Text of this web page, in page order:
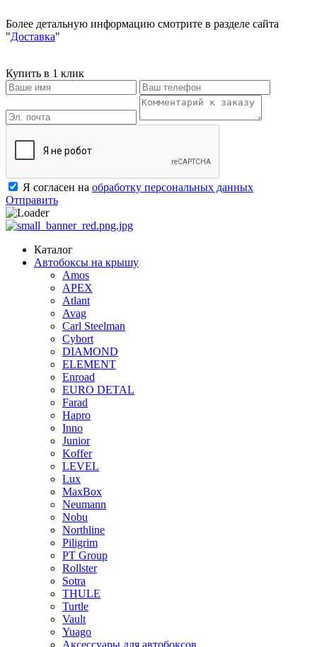
Более детальную информацию смотрите в разделе сайта
"Доставка"
Купить в 1 клик
Я согласен на обработку персональных данных
Отправить
Каталог
Автобоксы на крышу
Amos
APEX
Atlant
Avag
Carl Steelman
Cybort
DIAMOND
ELEMENT
Enroad
EURO DETAL
Farad
Hapro
Inno
Junior
Koffer
LEVEL
Lux
MaxBox
Neumann
Nobu
Northline
Piligrim
PT Group
Rollster
Sotra
THULE
Turtle
Vault
Yuago
Аксессуары для автобоксов